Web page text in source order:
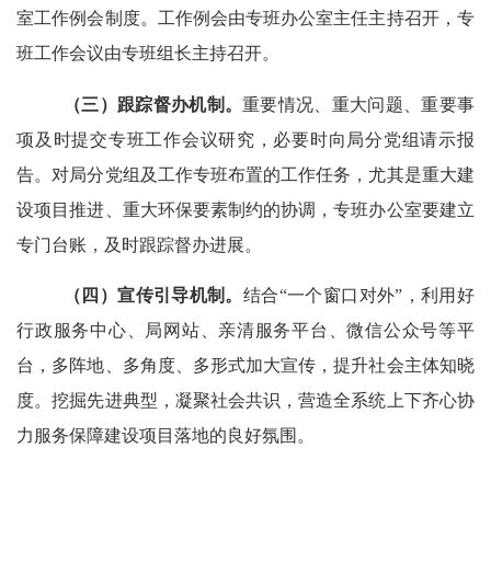
室工作例会制度。工作例会由专班办公室主任主持召开，专
班工作会议由专班组长主持召开。
（三）跟踪督办机制。重要情况、重大问题、重要事
项及时提交专班工作会议研究，必要时向局分党组请示报
告。对局分党组及工作专班布置的工作任务，尤其是重大建
设项目推进、重大环保要素制约的协调，专班办公室要建立
专门台账，及时跟踪督办进展。
（四）宣传引导机制。 结合“一个窗口对外” ，利 用好
行政服务中心 、局网站、亲清服务平台、微信公众号等平
台，多阵地、多角度、多形式加大宣传，提升社会主体知晓
度。挖掘先进典型，凝聚社会共识，营造全系统上下齐心协
力服务保障建设项目落地的良好氛围。